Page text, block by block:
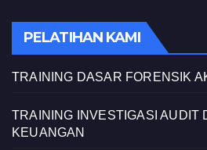
PELATIHAN KAMI
TRAINING DASAR FORENSIK
TRAINING INVESTIGASI AUDIT
KEUANGAN